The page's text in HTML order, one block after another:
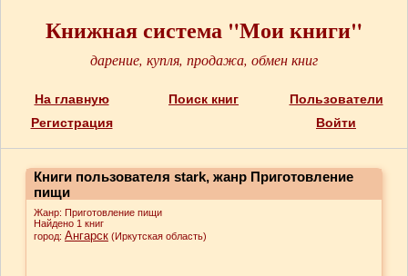
Книжная система "Мои книги"
дарение, купля, продажа, обмен книг
На главную Поиск книг
Пользователи
Регистрация
Войти
Книги пользователя stark, жанр Приготовление
пищи
Жанр: Приготовление пищи
Найдено 1 книг
город: Ангарск (Иркутская область)